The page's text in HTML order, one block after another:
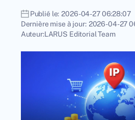
Publié le: 2026-04-27 06:28:07
Dernière mise à jour: 2026-04-27
Auteur:LARUS Editorial Team